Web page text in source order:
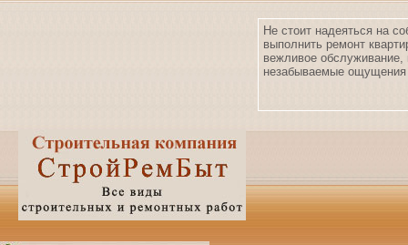
Не стоит надеяться на
выполнить ремонт
вежливое обслуживание,
незабываемые ощущения